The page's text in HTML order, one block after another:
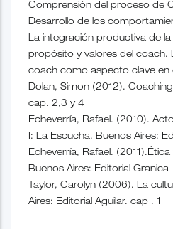
Comprensión del proceso de
Desarrollo de los
La integración productiva de la
propósito y valores del coach.
coach como aspecto clave en
Dolan, Simon (2012).
cap. 2,3 y 4
Echeverría, Rafael. (2010).
I: La Escucha. Buenos Aires:
Echeverría, Rafael.
Buenos Aires: Editorial Granica
Taylor, Carolyn (2006). La
Aires: Editorial Aguilar. cap . 1